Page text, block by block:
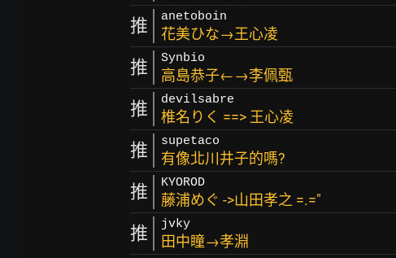
推 anetoboin
花美ひな→王心凌
推 Synbio
高島恭子←→李佩甄
推 devilsabre
椎名りく ==> 王心凌
推 supetaco
有像北川井子的嗎?
推 KYOROD
藤浦めぐ ->山田孝之 =.="
推 jvky
田中瞳→孝淵